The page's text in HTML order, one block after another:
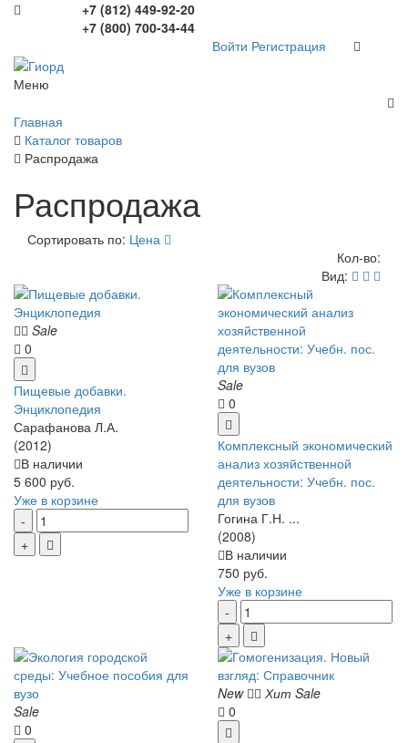
+7 (812) 449-92-20
+7 (800) 700-34-44
Войти Регистрация
Меню
Главная
Каталог товаров
Распродажа
Распродажа
Сортировать по: Цена
Кол-во:
Вид:
Sale
0
Пищевые добавки.
Энциклопедия
Сарафанова Л.А.
(2012)
В наличии
5 600 руб.
Уже в корзине
Sale
0
Комплексный экономический
анализ хозяйственной
деятельности: Учебн. пос.
для вузов
Гогина Г.Н. ...
(2008)
В наличии
750 руб.
Уже в корзине
Sale
0
New Хит Sale
0